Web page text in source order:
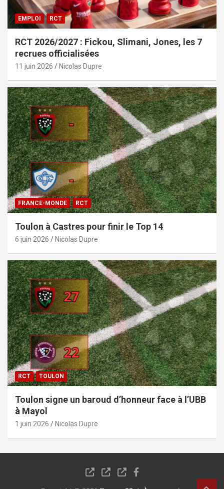
EMPLOI RCT
RCT 2026/2027 : Fickou, Slimani, Jones, les 7
recrues officialisées
11 juin 2026 Nicolas Dupre
FRANCE-MONDE RCT
Toulon à Castres pour finir le Top 14
6 juin 2026 Nicolas Dupre
RCT TOULON
Toulon signe un baroud d’honneur face à l’UBB
à Mayol
1 juin 2026 Nicolas Dupre